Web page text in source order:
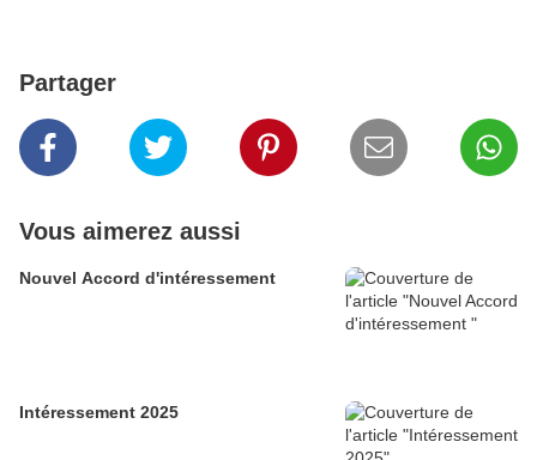
Partager
Vous aimerez aussi
Nouvel Accord d'intéressement
Intéressement 2025